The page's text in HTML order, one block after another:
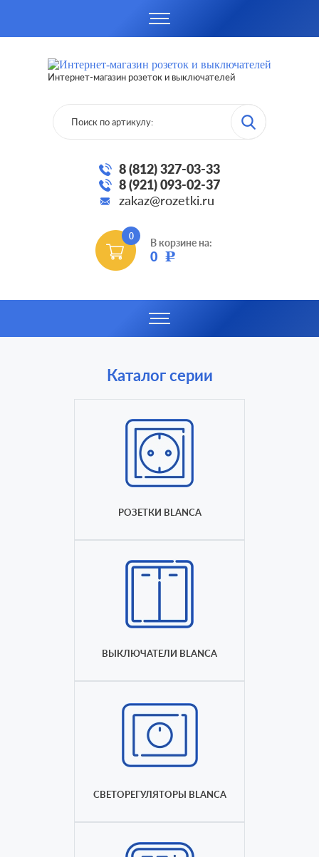
Интернет-магазин розеток и выключателей
8 (812) 327-03-33
8 (921) 093-02-37
zakaz@rozetki.ru
0
В корзине на:
0 Р
Каталог серии
РОЗЕТКИ BLANCA
ВЫКЛЮЧАТЕЛИ BLANCA
СВЕТОРЕГУЛЯТОРЫ BLANCA